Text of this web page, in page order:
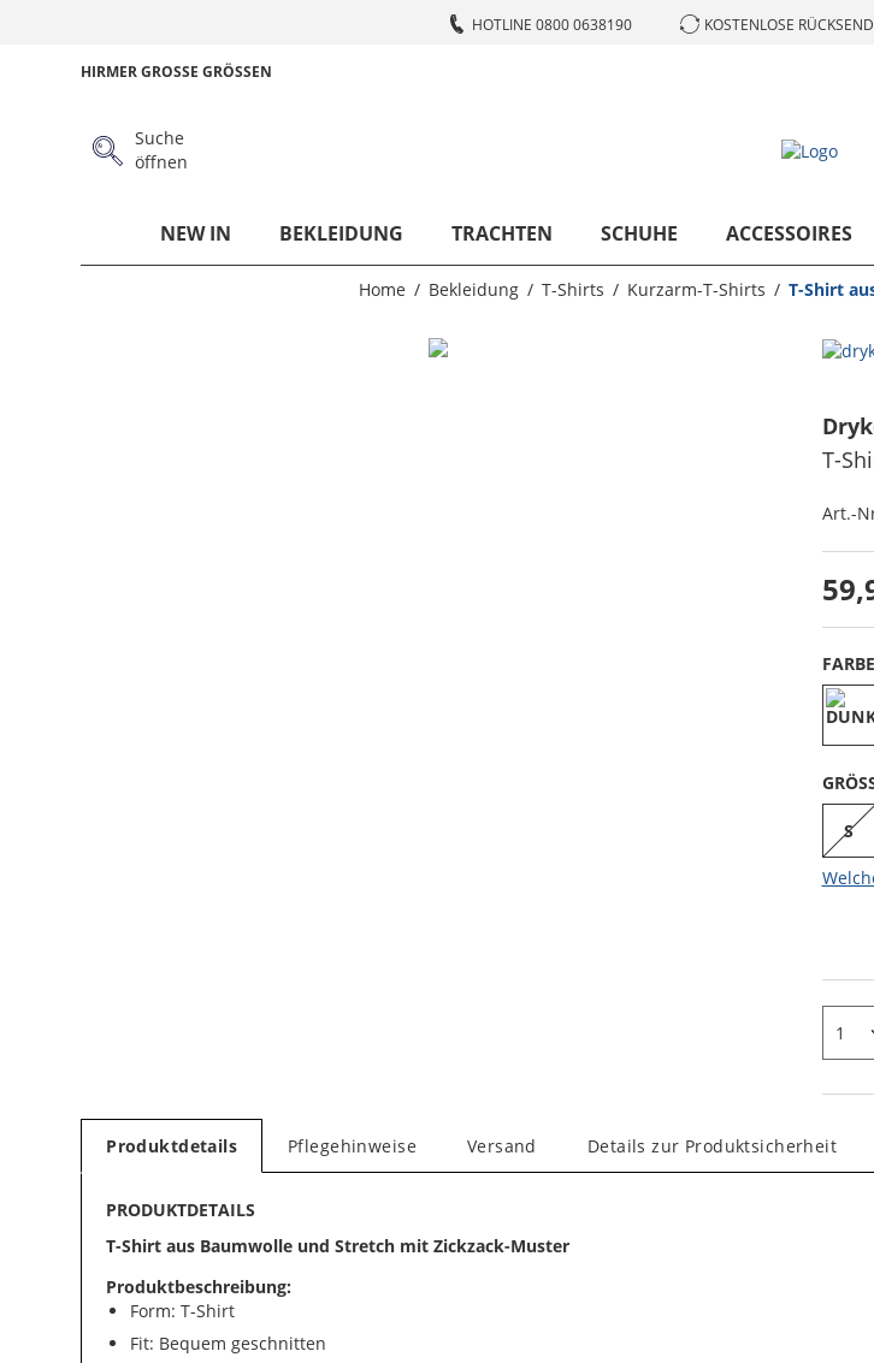
HOTLINE 0800 0638190 KOSTENLOSE
HIRMER GROSSE GRÖSSEN
Suche
öffnen
NEW IN BEKLEIDUNG TRACHTEN SCHUHE ACCESSOIRES
Home Bekleidung T-Shirts Kurzarm-T-Shirts T-Shirt
T-
Art.-
S
Produktdetails Pflegehinweise Versand Details zur Produktsicherheit
PRODUKTDETAILS
T-Shirt aus Baumwolle und Stretch mit Zickzack-Muster
Produktbeschreibung:
Form: T-Shirt
Fit: Bequem geschnitten